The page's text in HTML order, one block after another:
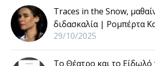
και τη μοναρχία.
Traces in the Snow,
διδασκαλία | Ρομπέρτα
29/10/2025
Το Θέατρο και το